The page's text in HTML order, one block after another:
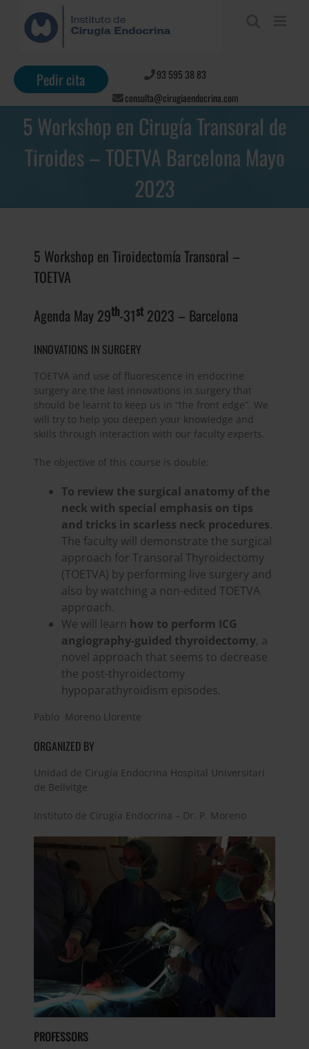
contenido
Pedir cita
93 595 38 83
consulta@cirugiaendocrina.com
5 Workshop en Cirugía Transoral de
Tiroides – TOETVA Barcelona Mayo
2023
5 Workshop en Tiroidectomía Transoral –
TOETVA
Agenda May 29th-31st2023 – Barcelona
INNOVATIONS IN SURGERY
TOETVA and use of fluorescence in endocrine
surgery are the last innovations in surgery that
should be learnt to keep us in “the front edge”. We
will try to help you deepen your knowledge and
skills through interaction with our faculty experts.
The objective of this course is double:
To review the surgical anatomy of the
neck with special emphasis on tips
and tricks in scarless neck procedures.
The faculty will demonstrate the surgical
approach for Transoral Thyroidectomy
(TOETVA) by performing live surgery and
also by watching a non-edited TOETVA
approach.
We will learn how to perform ICG
angiography-guided thyroidectomy, a
novel approach that seems to decrease
the post-thyroidectomy
hypoparathyroidism episodes.
Pablo Moreno Llorente
ORGANIZED BY
Unidad de Cirugía Endocrina Hospital Universitari
de Bellvitge
Instituto de Cirugía Endocrina – Dr. P. Moreno
PROFESSORS